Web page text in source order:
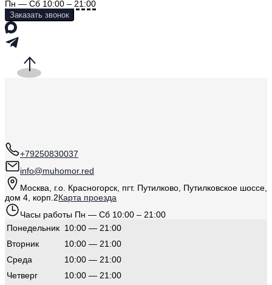
Пн — Сб 10:00 – 21:00
Заказать звонок
+79250830037
info@muhomor.red
Москва
г.о. Красногорск, пгт. Путилково, Путилковское шоссе,
дом 4, корп.2Карта проезда
Часы работы Пн — Сб 10:00 – 21:00
Понедельник 10:00 — 21:00
Вторник
10:00 — 21:00
Среда
10:00 — 21:00
Четверг
10:00 — 21:00